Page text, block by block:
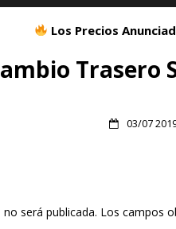
Los Precios
Trasero
03/07
será publicada. Los campos